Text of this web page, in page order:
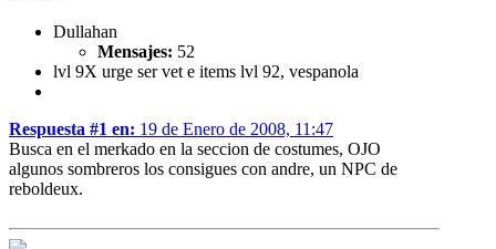
Dullahan
Mensajes: 52
lvl 9X urge ser vet e items lvl 92, vespanola
Respuesta #1 en: 19 de Enero de 2008, 11:47
Busca en el merkado en la seccion de costumes, OJO
algunos sombreros los consigues con andre, un NPC de
reboldeux.